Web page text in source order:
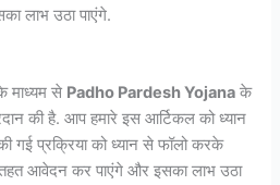
लाभ उठा पाएंगे.
से Padho Pardesh Yojana के
की है. आप हमारे इस आर्टिकल को ध्यान
गई प्रक्रिया को ध्यान से फॉलो करके
आवेदन कर पाएंगे और इसका लाभ उठा